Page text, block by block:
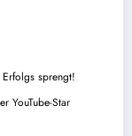
sprengt!
YouTube-Star